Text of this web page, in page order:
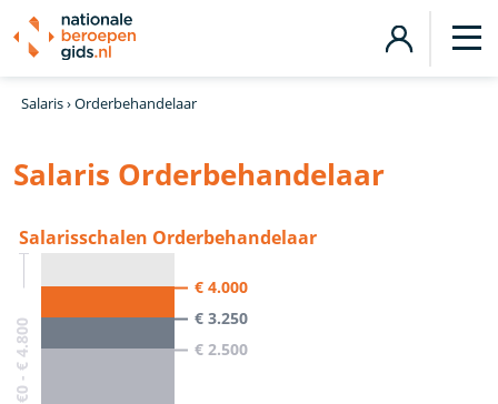
Salaris›Orderbehandelaar
Salaris Orderbehandelaar
Salarisschalen Orderbehandelaar
€0 - € 4.800
€ 4.000
€ 3.250
€ 2.500